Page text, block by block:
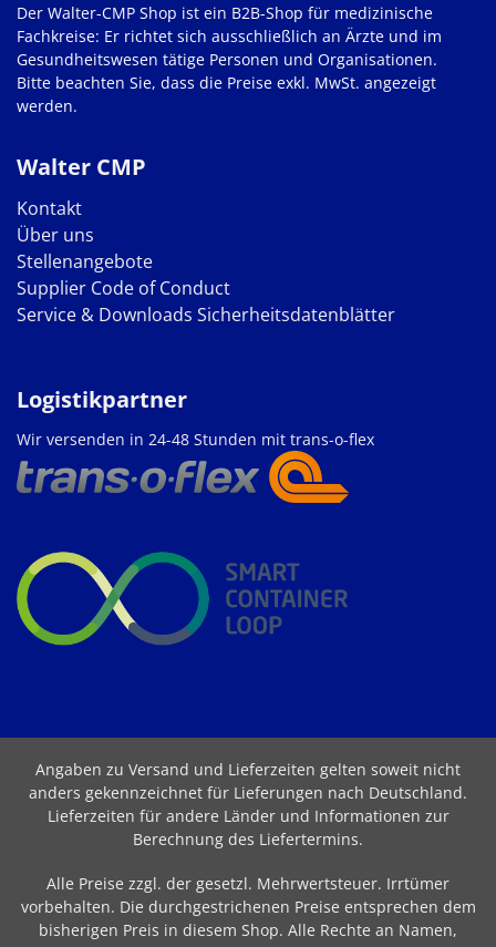
Walter CMP
Kontakt
Über uns
Stellenangebote
Supplier Code of Conduct
Service & Downloads Sicherheitsdatenblätter
Der Walter-CMP Shop ist ein B2B-Shop für medizinische
Fachkreise: Er richtet sich ausschließlich an Ärzte und im
Gesundheitswesen tätige Personen und Organisationen.
Bitte beachten Sie, dass die Preise exkl. MwSt. angezeigt
werden.
Logistikpartner
Wir versenden in 24-48 Stunden mit trans-o-flex
Angaben zu Versand und Lieferzeiten gelten soweit nicht
anders gekennzeichnet für Lieferungen nach Deutschland.
Lieferzeiten für andere Länder und Informationen zur
Berechnung des Liefertermins.
Alle Preise zzgl. der gesetzl. Mehrwertsteuer. Irrtümer
vorbehalten. Die durchgestrichenen Preise entsprechen dem
bisherigen Preis in diesem Shop. Alle Rechte an Namen,